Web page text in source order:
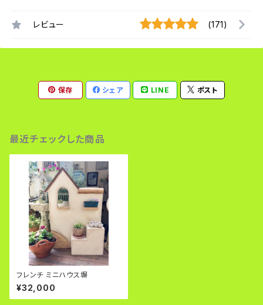
レビュー (171)
保存 シェア LINE ポスト
最近チェックした商品
フレンチ ミニハウス塀
¥32,000